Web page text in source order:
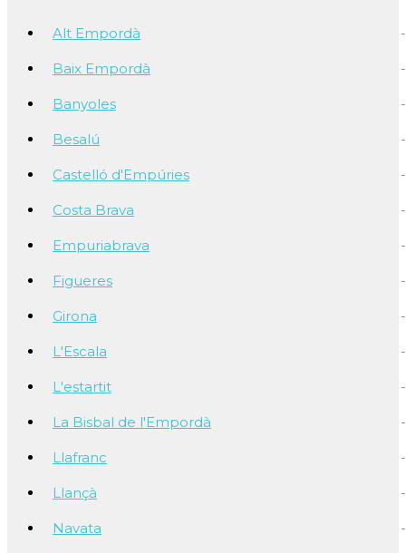
Alt Empordà
Baix Empordà
Banyoles
Besalú
Castelló d'Empúries
Costa Brava
Empuriabrava
Figueres
Girona
L'Escala
L'estartit
La Bisbal de l'Empordà
Llafranc
Llançà
Navata